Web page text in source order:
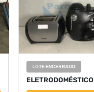
LOTE ENCERRADO
ELETRODOMÉSTICO